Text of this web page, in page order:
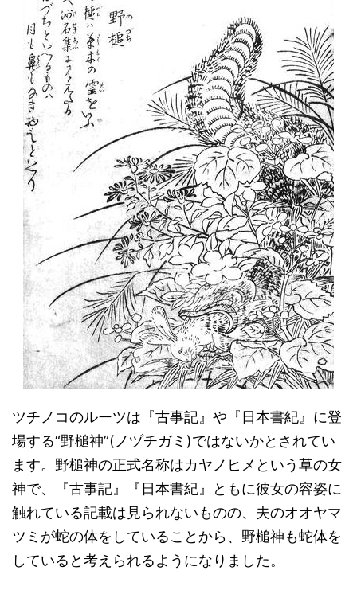
ツチノコのルーツは『古事記』や『日本書紀』に登
場する“野槌神”(ノヅチガミ)ではないかとされてい
ます。野槌神の正式名称はカヤノヒメという草の女
神で、『古事記』『日本書紀』ともに彼女の容姿に
触れている記載は見られないものの、夫のオオヤマ
ツミが蛇の体をしていることから、野槌神も蛇体を
していると考えられるようになりました。